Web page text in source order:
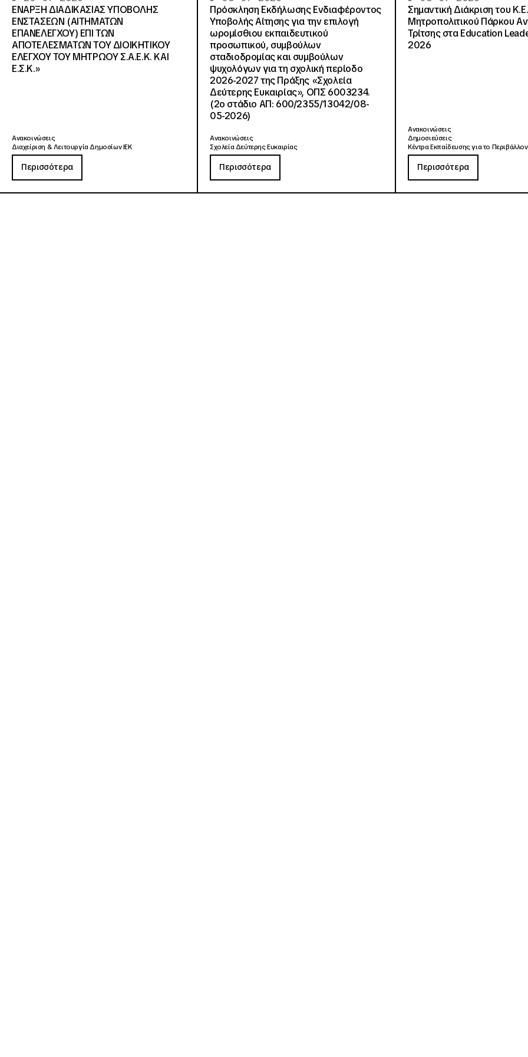
ΕΝΑΡΞΗ ΔΙΑΔΙΚΑΣΙΑΣ ΥΠΟΒΟΛΗΣ
ΕΝΣΤΑΣΕΩΝ (ΑΙΤΗΜΑΤΩΝ
ΕΠΑΝΕΛΕΓΧΟΥ) ΕΠΙ ΤΩΝ
ΑΠΟΤΕΛΕΣΜΑΤΩΝ ΤΟΥ ΔΙΟΙΚΗΤΙΚΟΥ
ΕΛΕΓΧΟΥ ΤΟΥ ΜΗΤΡΩΟΥ Σ.Α.Ε.Κ. ΚΑΙ
Ε.Σ.Κ.»
Ανακοινώσεις
Διαχείριση & Λειτουργία Δημοσίων ΙΕΚ
Περισσότερα
Πρόσκληση Εκδήλωσης Ενδιαφέροντος
Υποβολής Αίτησης για την επιλογή
ωρομίσθιου εκπαιδευτικού
προσωπικού, συμβούλων
σταδιοδρομίας και συμβούλων
ψυχολόγων για τη σχολική περίοδο
2026-2027 της Πράξης «Σχολεία
Δεύτερης Ευκαιρίας», ΟΠΣ 6003234.
(2ο στάδιο ΑΠ: 600/2355/13042/08-
05-2026)
Ανακοινώσεις
Σχολεία Δεύτερης Ευκαιρίας
Περισσότερα
Σημαντική Διάκριση του
Μητροπολιτικού Πάρκου
Τρίτσης στα Education
2026
Ανακοινώσεις
Δημοσιεύσεις
Κέντρα Εκπαίδευσης για το
Περισσότερα